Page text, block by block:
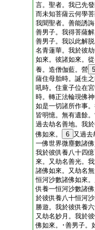
言。聖者。我已先
而未知菩薩云何學
我聞聖者。善能誘
善男子。我得菩薩
善男子。我以此解
名青蓮華。我於彼
如來。彼諸如來。
養。造僧伽藍。營 5
薩住母胎時。誕生
吼時。住童子位在
時。轉正法輪現佛
如是一切諸所作事
皆明憶。無有遺餘
過去劫名善地。我
佛如來。
6 又過去
一佛世界微塵數諸
我於彼供養八十四
來。又劫名善光。
諸佛如來。又劫名
恒河沙數諸佛如來
供養一恒河沙數諸
於彼供養八十恒河
勝遊。我於彼供養
又劫名妙月。我於
佛如來。･善男子。